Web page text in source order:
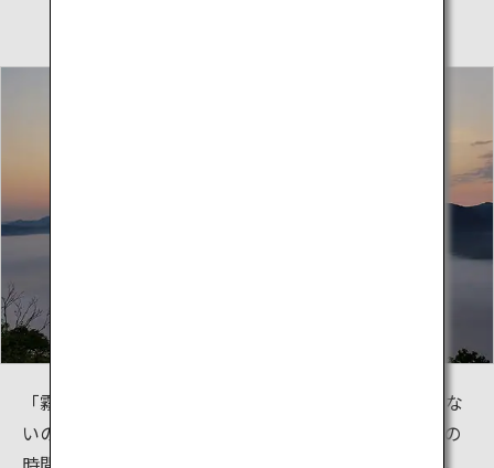
「霧の摩周湖」と呼ばれ、注ぎ込む川も流れ出る川もな
いのに水位はいつも変わらない不思議な湖です。多くの